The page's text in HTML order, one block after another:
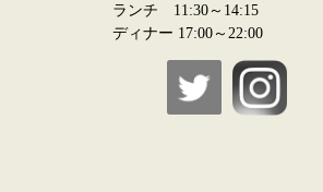
ランチ 11:30～14:15
ディナー 17:00～22:00